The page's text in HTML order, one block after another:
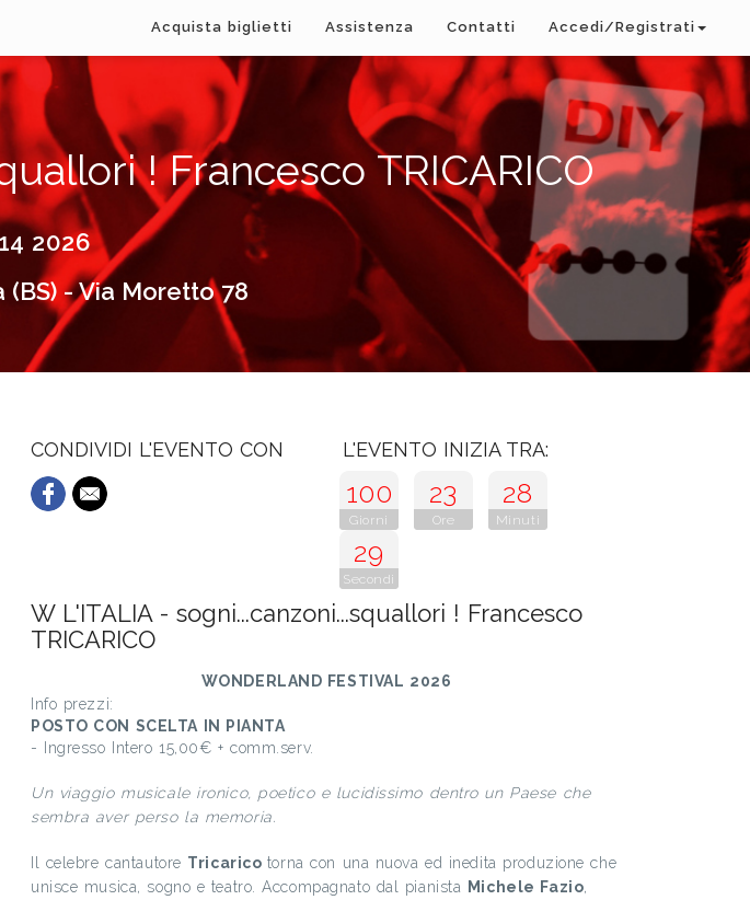
Acquista biglietti Assistenza Contatti Accedi/Registrati
! Francesco TRICARICO
2026
- Via Moretto 78
CONDIVIDI L'EVENTO CON L'EVENTO INIZIA TRA:
100
Giorni
23
Ore
28
Minuti
28
Secondi
W L'ITALIA - sogni...canzoni...squallori ! Francesco
TRICARICO
WONDERLAND FESTIVAL 2026
Info prezzi:
POSTO CON SCELTA IN PIANTA
- Ingresso Intero 15,00€ + comm.serv.
Un viaggio musicale ironico, poetico e lucidissimo dentro un Paese che
sembra aver perso la memoria.
Il celebre cantautore Tricarico torna con una nuova ed inedita produzione che
unisce musica, sogno e teatro. Accompagnato dal pianista
Michele Fazio